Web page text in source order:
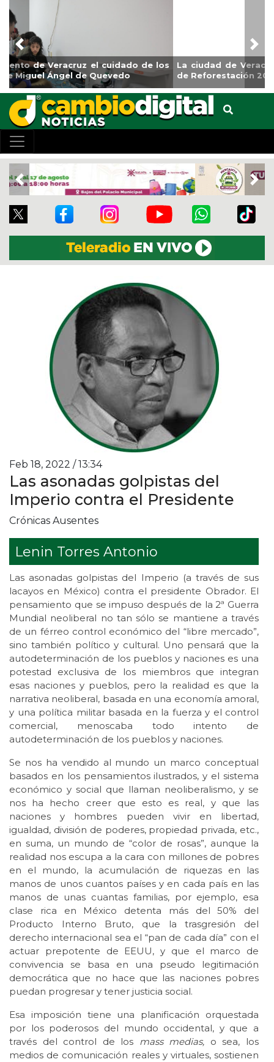
La ciudad de Veracruz se suma a la Jornada Nacional
de Reforestación 2026
Previous
Previous
Feb 18, 2022 / 13:34
Las asonadas golpistas del
Imperio contra el Presidente
Crónicas Ausentes
Lenin Torres Antonio
Las asonadas golpistas del Imperio (a través de sus
lacayos en México) contra el presidente Obrador. El
pensamiento que se impuso después de la 2ª Guerra
Mundial neoliberal no tan sólo se mantiene a través
de un férreo control económico del “libre mercado”,
sino también político y cultural. Uno pensará que la
autodeterminación de los pueblos y naciones es una
potestad exclusiva de los miembros que integran
esas naciones y pueblos, pero la realidad es que la
narrativa neoliberal, basada en una economía amoral,
y una política militar basada en la fuerza y el control
comercial, menoscaba todo intento de
autodeterminación de los pueblos y naciones.
Se nos ha vendido al mundo un marco conceptual
basados en los pensamientos ilustrados, y el sistema
económico y social que llaman neoliberalismo, y se
nos ha hecho creer que esto es real, y que las
naciones y hombres pueden vivir en libertad,
igualdad, división de poderes, propiedad privada, etc.,
en suma, un mundo de “color de rosas”, aunque la
realidad nos escupa a la cara con millones de pobres
en el mundo, la acumulación de riquezas en las
manos de unos cuantos países y en cada país en las
manos de unas cuantas familias, por ejemplo, esa
clase rica en México detenta más del 50% del
Producto Interno Bruto, que la trasgresión del
derecho internacional sea el “pan de cada día” con el
actuar prepotente de EEUU, y que el marco de
convivencia se basa en una pseudo legitimación
democrática que no hace que las naciones pobres
puedan progresar y tener justicia social.
Esa imposición tiene una planificación orquestada
por los poderosos del mundo occidental, y que a
través del control de los mass medias, o sea, los
medios de comunicación reales y virtuales, sostienen